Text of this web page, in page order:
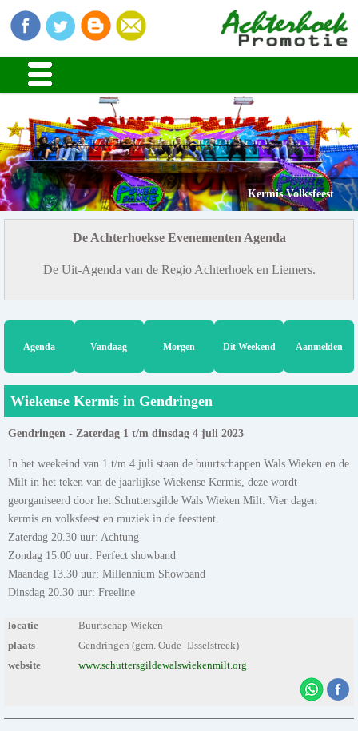
Kermis Volksfeest
De Achterhoekse Evenementen Agenda
De Uit-Agenda van de Regio Achterhoek en Liemers.
Agenda Vandaag Morgen Dit Weekend Aanmelden
Wiekense Kermis in Gendringen
Gendringen - Zaterdag 1 t/m dinsdag 4 juli 2023
In het weekeind van 1 t/m 4 juli staan de buurtschappen Wals Wieken en de
Milt in het teken van de jaarlijkse Wiekense Kermis, deze wordt
georganiseerd door het Schuttersgilde Wals Wieken Milt. Vier dagen
kermis en volksfeest en muziek in de feesttent.
Zaterdag 20.30 uur: Achtung
Zondag 15.00 uur: Perfect showband
Maandag 13.30 uur: Millennium Showband
Dinsdag 20.30 uur: Freeline
locatie
Buurtschap Wieken
plaats
Gendringen (gem. Oude_IJsselstreek)
website
www.schuttersgildewalswiekenmilt.org